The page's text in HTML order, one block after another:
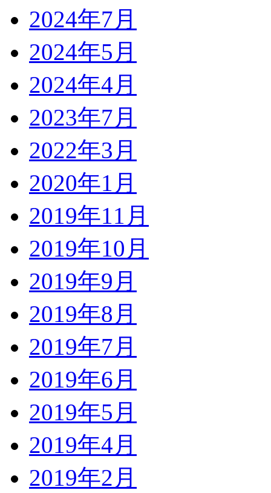
2024年7月
2024年5月
2024年4月
2023年7月
2022年3月
2020年1月
2019年11月
2019年10月
2019年9月
2019年8月
2019年7月
2019年6月
2019年5月
2019年4月
2019年2月